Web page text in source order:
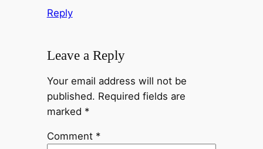
Reply
Leave a Reply
Your email address will not be
published. Required fields are
marked *
Comment *